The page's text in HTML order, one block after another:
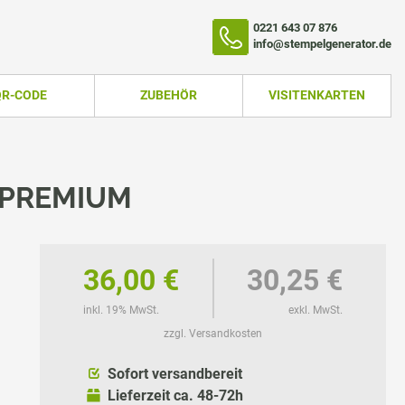
0221 643 07 876
info@stempelgenerator.de
CODE ZUBEHÖR VISITENKARTEN
36,00 €
inkl. 19% MwSt.
30,25 €
exkl. MwSt.
zzgl. Versandkosten
Sofort versandbereit
Lieferzeit ca. 48-72h